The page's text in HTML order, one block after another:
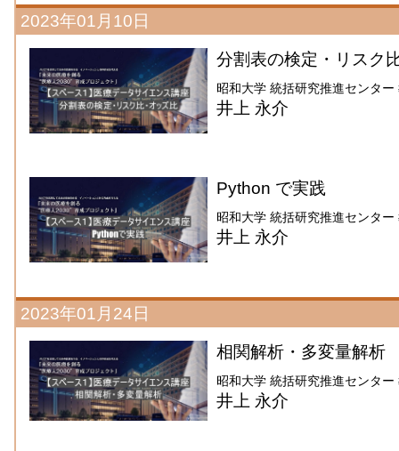
2023年01月10日
分割表の検定・リスク
昭和大学 統括研究推進センタ
井上 永介
Python で実践
昭和大学 統括研究推進センタ
井上 永介
2023年01月24日
相関解析・多変量解析
昭和大学 統括研究推進センタ
井上 永介